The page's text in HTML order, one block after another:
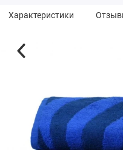
Характеристики